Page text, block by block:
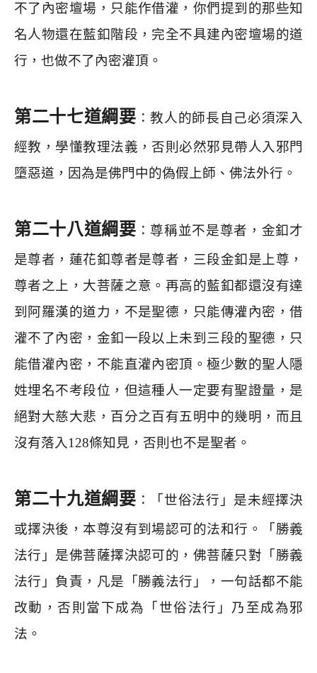
不了內密壇場，只能作借灌，你們提到的那些知
名人物還在藍釦階段，完全不具建內密壇場的道
行，也做不了內密灌頂。
第二十七道綱要 ：教人的師長自己必須深入
經教，學懂教理法義，否則必然邪見帶人入邪門
墮惡道，因為是佛門中的偽假上師、佛法外行。
第二十八道綱要 ：尊稱並不是尊者，金釦才
是尊者，蓮花釦尊者是尊者，三段金釦是上尊，
尊者之上，大菩薩之意。再高的藍釦都還沒有達
到阿羅漢的道力，不是聖德，只能傳灌內密，借
灌不了內密，金釦一段以上未到三段的聖德，只
能借灌內密，不能直灌內密頂。極少數的聖人隱
姓埋名不考段位，但這種人一定要有聖證量，是
絕對大慈大悲，百分之百有五明中的幾明，而且
沒有落入128條知見，否則也不是聖者。
第二十九道綱要 ：「世俗法行」是未經擇決
或擇決後，本尊沒有到場認可的法和行。「勝義
法行」是佛菩薩擇決認可的，佛菩薩只對「勝義
法行」負責，凡是「勝義法行」，一句話都不能
改動，否則當下成為「世俗法行」乃至成為邪
法。